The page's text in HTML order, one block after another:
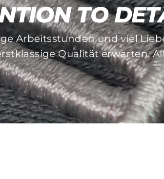
TO
Arbeitsstunden und viel
Qualität erwarten.
TO LAST
achten wir
Pieces gibt es bei uns